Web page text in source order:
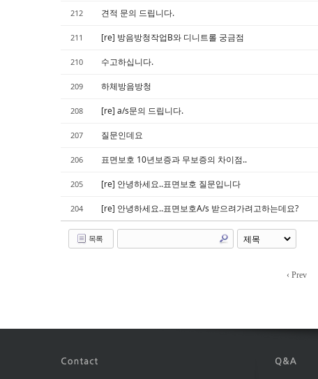
212 견적 문의 드립니다.
211 [re] 방음방청작업B와 디니트롤 궁금점
210 수고하십니다.
209 하체방음방청
208 [re] a/s문의 드립니다.
207 질문인데요
206 표면보호 10년보증과 무보증의 차이점..
205 [re] 안녕하세요..표면보호 질문입니다
204 [re] 안녕하세요..표면보호A/s 받으려가려고하는데요?
목록
‹ Prev